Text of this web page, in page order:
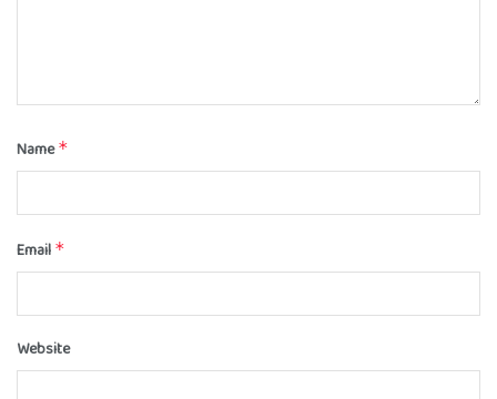
Name*
Email *
Website